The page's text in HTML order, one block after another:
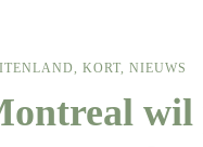
, KORT, NIEUWS
wil